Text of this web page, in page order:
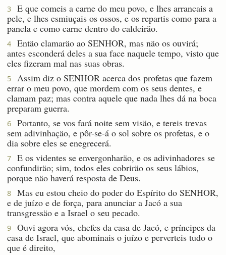
3
E que comeis a carne do meu povo, e lhes arrancais a
pele, e lhes esmiuçais os ossos, e os repartis como para a
panela e como carne dentro do caldeiräo.
4
Entäo clamaräo ao SENHOR, mas näo os ouvirá;
antes esconderá deles a sua face naquele tempo, visto que
eles fizeram mal nas suas obras.
5
Assim diz o SENHOR acerca dos profetas que fazem
errar o meu povo, que mordem com os seus dentes, e
clamam paz; mas contra aquele que nada lhes dá na boca
preparam guerra.
6
Portanto, se vos fará noite sem visäo, e tereis trevas
sem adivinhaçäo, e pôr-se-á o sol sobre os profetas, e o
dia sobre eles se enegrecerá.
7
E os videntes se envergonharäo, e os adivinhadores se
confundiräo; sim, todos eles cobriräo os seus lábios,
porque näo haverá resposta de Deus.
8
Mas eu estou cheio do poder do Espírito do SENHOR,
e de juízo e de força, para anunciar a Jacó a sua
transgressäo e a Israel o seu pecado.
9
Ouvi agora vós, chefes da casa de Jacó, e príncipes da
casa de Israel, que abominais o juízo e perverteis tudo o
que é direito,